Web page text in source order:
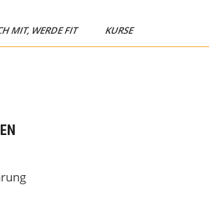
MIT, WERDE FIT KURSE